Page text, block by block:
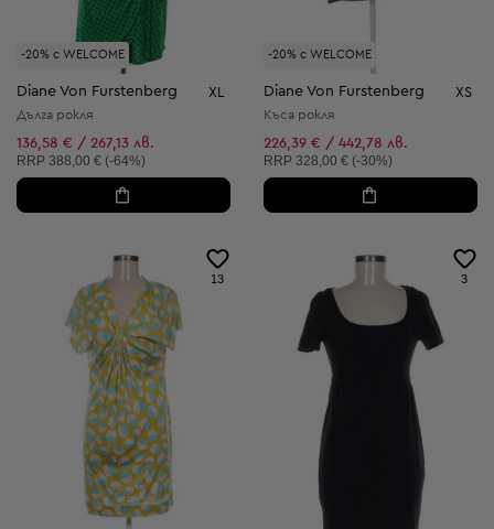
-20% с WELCOME
Diane Von Furstenberg XL
Дълга рокля
136,58 € / 267,13 лв.
Препоръчителна цена:
RRP 388,00 € (-64%)
-20% с WELCOME
Diane Von Furstenberg XS
Къса рокля
226,39 € / 442,78 лв.
Препоръчителна цена:
RRP 328,00 € (-30%)
13 3